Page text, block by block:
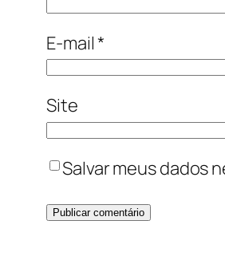
E-mail*
Site
Salvar meus dados